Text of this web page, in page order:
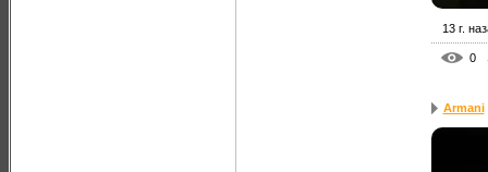
13 г.
0
Armani